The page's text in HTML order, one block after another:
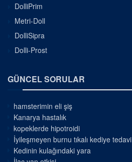
DolliPrim
Metri-Doll
DolliSipra
Dolli-Prost
GÜNCEL SORULAR
hamsterimin eli şiş
Kanarya hastalık
kopeklerde hipotroidi
İyileşmeyen burnu tıkalı kediye tedavi
Kedinin kulağındaki yara